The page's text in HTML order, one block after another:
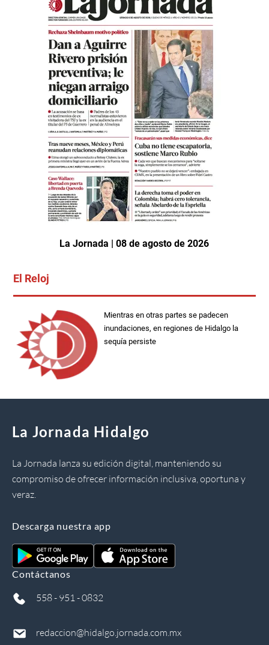
La Jornada | 08 de agosto de 2026
El Reloj
Mientras en otras partes se padecen
inundaciones, en regiones de Hidalgo la
sequía persiste
La Jornada Hidalgo
La Jornada lanza su edición digital, manteniendo su
compromiso de ofrecer información inclusiva, oportuna y
veraz.
Descarga nuestra app
Contáctanos
558 - 951 - 0832
redaccion@hidalgo.jornada.com.mx